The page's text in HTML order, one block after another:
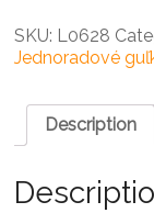
ložisko
quantity
SKU: L0628
Jednoradové
Description